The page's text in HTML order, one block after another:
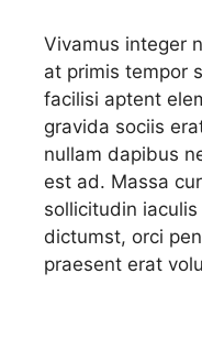
Vivamus integer
at primis tempor
facilisi aptent
gravida sociis
nullam dapibus
est ad. Massa
sollicitudin
dictumst, orci
praesent erat